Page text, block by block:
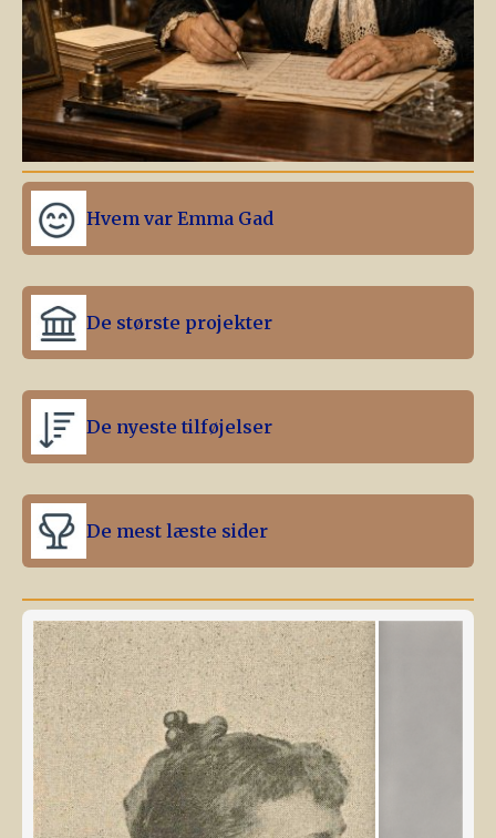
Hvem var Emma Gad
De største projekter
De nyeste tilføjelser
De mest læste sider